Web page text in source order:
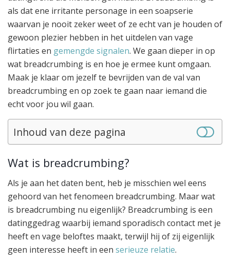
als dat ene irritante personage in een soapserie
waarvan je nooit zeker weet of ze echt van je houden of
gewoon plezier hebben in het uitdelen van vage
flirtaties en gemengde signalen. We gaan dieper in op
wat breadcrumbing is en hoe je ermee kunt omgaan.
Maak je klaar om jezelf te bevrijden van de val van
breadcrumbing en op zoek te gaan naar iemand die
echt voor jou wil gaan.
Inhoud van deze pagina
Wat is breadcrumbing?
Als je aan het daten bent, heb je misschien wel eens
gehoord van het fenomeen breadcrumbing. Maar wat
is breadcrumbing nu eigenlijk? Breadcrumbing is een
datinggedrag waarbij iemand sporadisch contact met je
heeft en vage beloftes maakt, terwijl hij of zij eigenlijk
geen interesse heeft in een serieuze relatie.